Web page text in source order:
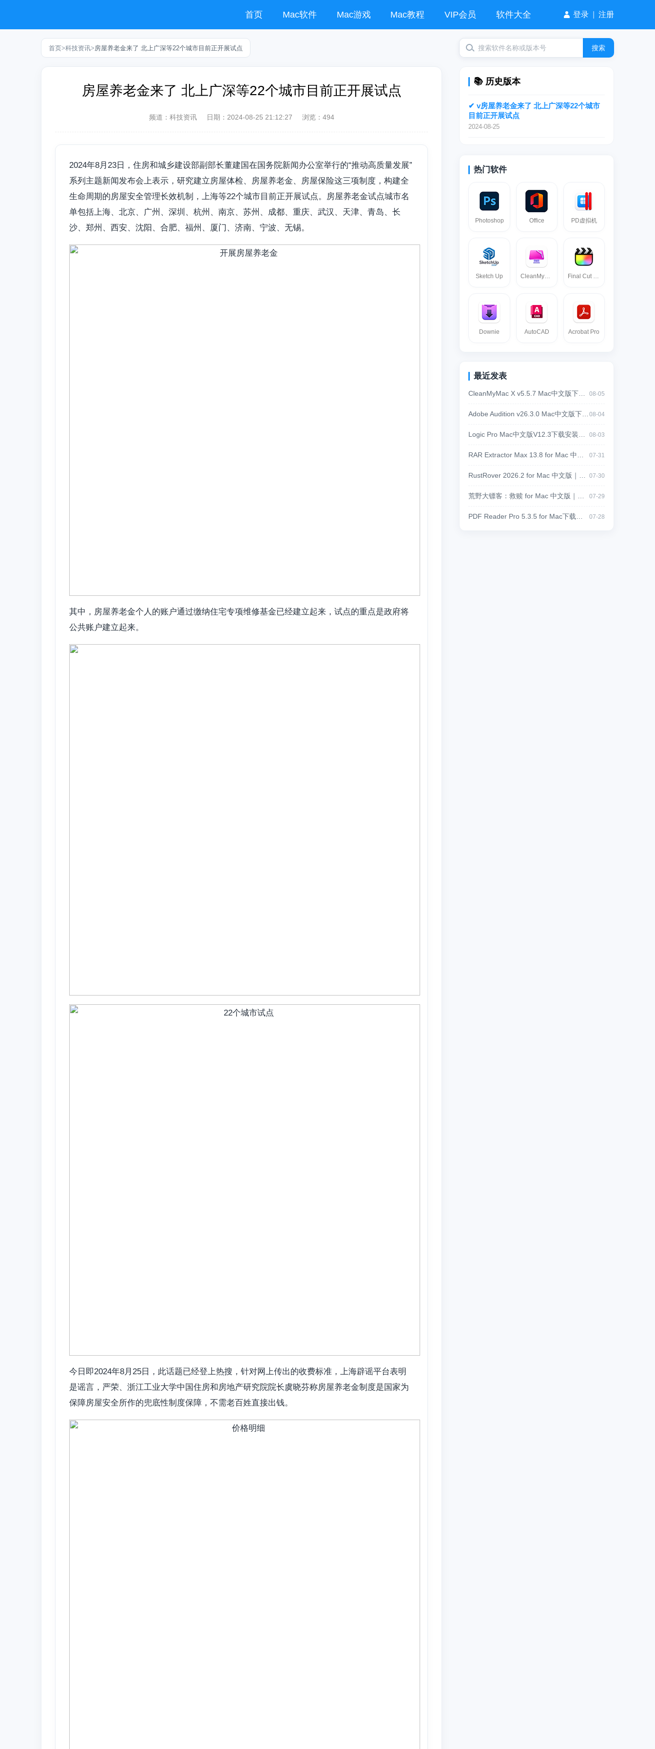
首页 Mac软件 Mac游戏 Mac教程 VIP会员 软件大全 登录 注册
搜索
首页>科技资讯> 房屋养老金来了 北上广深等22个城市目前正开展试点
房屋养老金来了 北上广深等22个城市目前正开展试点
频道： 科技资讯 日期： 2024-08-25 21:12:27 浏览：494
2024年8月23日，住房和城乡建设部副部长董建国在国务院新闻办公室举行的“推动高质量发展”
系列主题新闻发布会上表示，研究建立房屋体检、房屋养老金、房屋保险这三项制度，构建全
生命周期的房屋安全管理长效机制，上海等22个城市目前正开展试点。‌房屋养老金试点城市名
单包括上海、北京、广州、深圳、杭州、南京、苏州、成都、重庆、武汉、天津、青岛、长
沙、郑州、西安、沈阳、合肥、福州、厦门、济南、宁波、无锡。
其中，房屋养老金个人的账户通过缴纳住宅专项维修基金已经建立起来，试点的重点是政府将
公共账户建立起来。
今日即2024年8月25日， 此话题已经登上热搜， 针对网上传出的收费标准，上海辟谣平台表明
是谣言，严荣、浙江工业大学中国住房和房地产研究院院长虞晓芬称房屋养老金制度是国家为
保障房屋安全所作的兜底性制度保障，不需老百姓直接出钱。
📚 历史版本
✔ v房屋养老金来了 北上广深等22个城市
目前正开展试点
2024-08-25
热门软件
Photoshop Office PD虚拟机
Sketch Up CleanMyMac Final Cut pro
Downie AutoCAD Acrobat Pro
最近发表
08-05
08-04
08-03
07-31
07-30
07-29
07-28